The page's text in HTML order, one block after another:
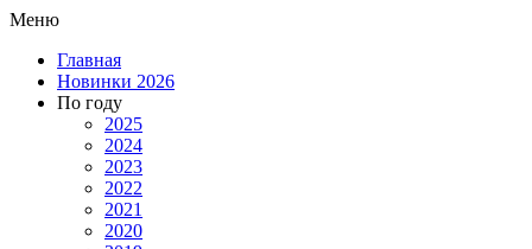
Меню
Главная
Новинки 2026
По году
2025
2024
2023
2022
2021
2020